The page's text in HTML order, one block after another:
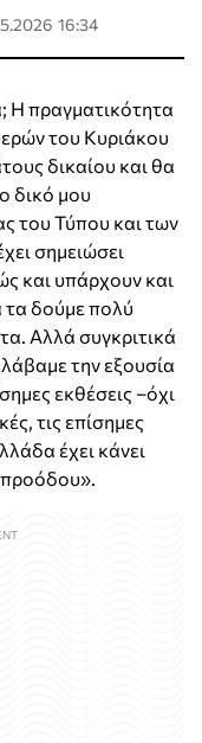
16:34
Η πραγματικότητα
του Κυριάκου
δικαίου και θα
δικό μου
του Τύπου και των
σημειώσει
και υπάρχουν και
τα δούμε πολύ
Αλλά συγκριτικά
την εξουσία
εκθέσεις –όχι
τις επίσημες
έχει κάνει